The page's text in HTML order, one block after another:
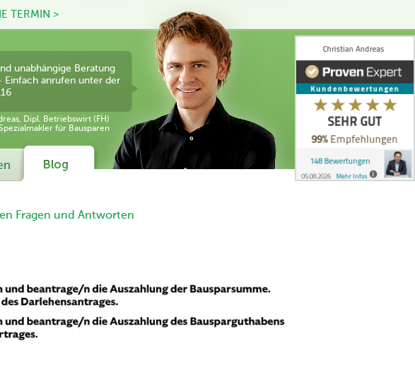
TERMIN >
unabhängige Beratung
Einfach anrufen unter der
Dipl. Betriebswirt (FH)
für Bausparen
Fragen und Antworten